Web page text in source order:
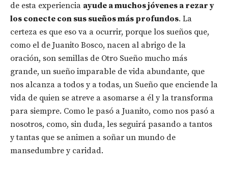
de esta experiencia ayude a muchos jóvenes a rezar y
los conecte con sus sueños más profundos. La
certeza es que eso va a ocurrir, porque los sueños que,
como el de Juanito Bosco, nacen al abrigo de la
oración, son semillas de Otro Sueño mucho más
grande, un sueño imparable de vida abundante, que
nos alcanza a todos y a todas, un Sueño que enciende la
vida de quien se atreve a asomarse a él y la transforma
para siempre. Como le pasó a Juanito, como nos pasó a
nosotros, como, sin duda, les seguirá pasando a tantos
y tantas que se animen a soñar un mundo de
mansedumbre y caridad.